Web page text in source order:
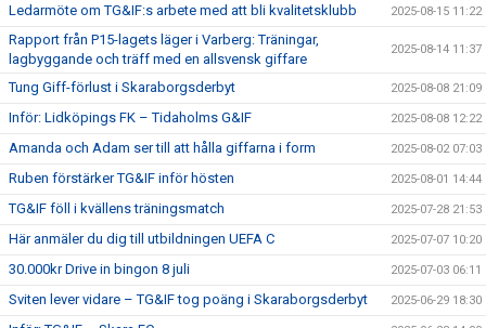
Ledarmöte om TG&IF:s arbete med att bli kvalitetsklubb 2025-08-15 11:22
Rapport från P15-lagets läger i Varberg: Träningar,
lagbyggande och träff med en allsvensk giffare
2025-08-14 11:37
Tung Giff-förlust i Skaraborgsderbyt 2025-08-08 21:09
Inför: Lidköpings FK – Tidaholms G&IF 2025-08-08 12:22
Amanda och Adam ser till att hålla giffarna i form 2025-08-02 07:03
Ruben förstärker TG&IF inför hösten 2025-08-01 14:44
TG&IF föll i kvällens träningsmatch 2025-07-28 21:53
Här anmäler du dig till utbildningen UEFA C 2025-07-07 10:20
30.000kr Drive in bingon 8 juli 2025-07-03 06:11
Sviten lever vidare – TG&IF tog poäng i Skaraborgsderbyt 2025-06-29 18:30